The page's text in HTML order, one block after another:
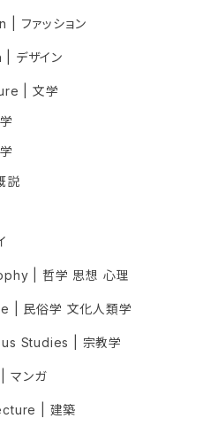
| ファッション
デザイン
| 文学
説
| 哲学 思想 心理
| 民俗学 文化人類学
Studies | 宗教学
マンガ
| 建築